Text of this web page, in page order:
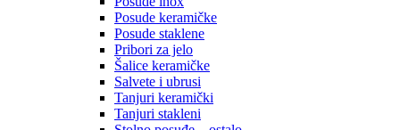
Posude keramičke
Posude staklene
Pribori za jelo
Šalice keramičke
Salvete i ubrusi
Tanjuri keramički
Tanjuri stakleni